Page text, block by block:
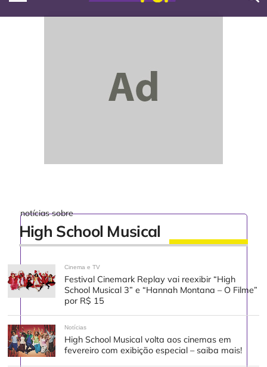
notícias sobre
High School Musical
Cinema e TV
Festival Cinemark Replay vai reexibir “High
School Musical 3” e “Hannah Montana – O Filme”
por R$ 15
Notícias
High School Musical volta aos cinemas em
fevereiro com exibição especial – saiba mais!